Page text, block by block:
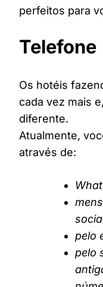
perfeitos para
Telefone
Os hotéis
cada vez mais
diferente.
Atualmente,
através de:
pelo
pelo